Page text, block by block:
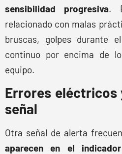
sensibilidad progresiva.
relacionado con malas
bruscas, golpes durante
continuo por encima de
equipo.
Errores eléctricos
señal
Otra señal de alerta
aparecen en el indicador